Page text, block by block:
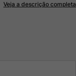
Veja a descrição completa